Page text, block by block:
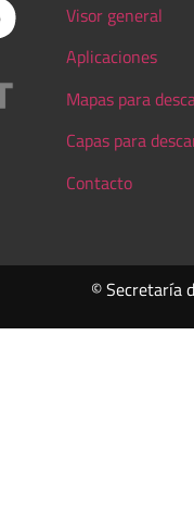
Visor general
Aplicaciones
Mapas para
Capas para
Contacto
© Secretaría